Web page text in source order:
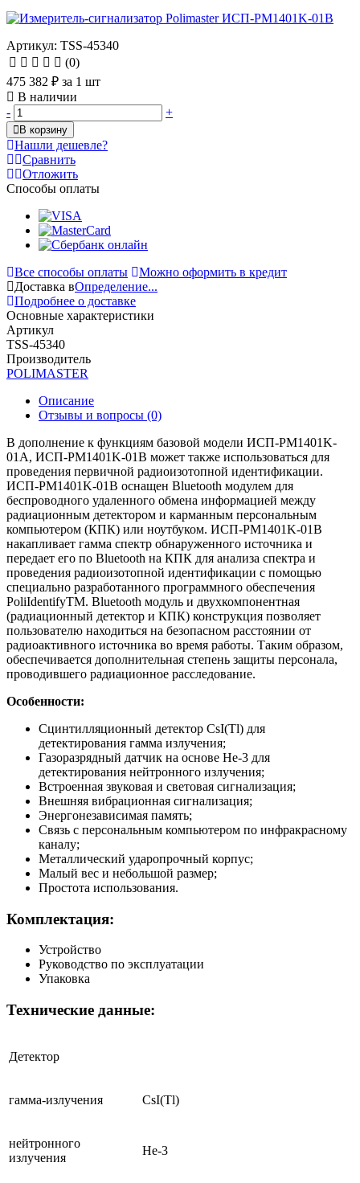
Артикул: TSS-45340
(0)
475 382 ₽ за 1 шт
В наличии
-
+
В корзину
Нашли дешевле?
Сравнить
Отложить
Способы оплаты
Все способы оплаты
Можно оформить в кредит
Доставка вОпределение...
Подробнее о доставке
Основные характеристики
Артикул
TSS-45340
Производитель
POLIMASTER
Описание
Отзывы и вопросы (0)
В дополнение к функциям базовой модели ИСП-PM1401K-
01A, ИСП-PM1401K-01B может также использоваться для
проведения первичной радиоизотопной идентификации.
ИСП-PM1401K-01B оснащен Bluetooth модулем для
беспроводного удаленного обмена информацией между
радиационным детектором и карманным персональным
компьютером (КПК) или ноутбуком. ИСП-PM1401K-01B
накапливает гамма спектр обнаруженного источника и
передает его по Bluetooth на КПК для анализа спектра и
проведения радиоизотопной идентификации с помощью
специально разработанного программного обеспечения
PoliIdentifyTM. Bluetooth модуль и двухкомпонентная
(радиационный детектор и КПК) конструкция позволяет
пользователю находиться на безопасном расстоянии от
радиоактивного источника во время работы. Таким образом,
обеспечивается дополнительная степень защиты персонала,
проводившего радиационное расследование.
Особенности:
Сцинтилляционный детектор CsI(Tl) для
детектирования гамма излучения;
Газоразрядный датчик на основе Не-3 для
детектирования нейтронного излучения;
Встроенная звуковая и световая сигнализация;
Внешняя вибрационная сигнализация;
Энергонезависимая память;
Связь с персональным компьютером по инфракрасному
каналу;
Металлический ударопрочный корпус;
Малый вес и небольшой размер;
Простота использования.
Комплектация:
Устройство
Руководство по эксплуатации
Упаковка
Технические данные:
Детектор
гамма-излучения CsI(Tl)
нейтронного
излучения
He-3